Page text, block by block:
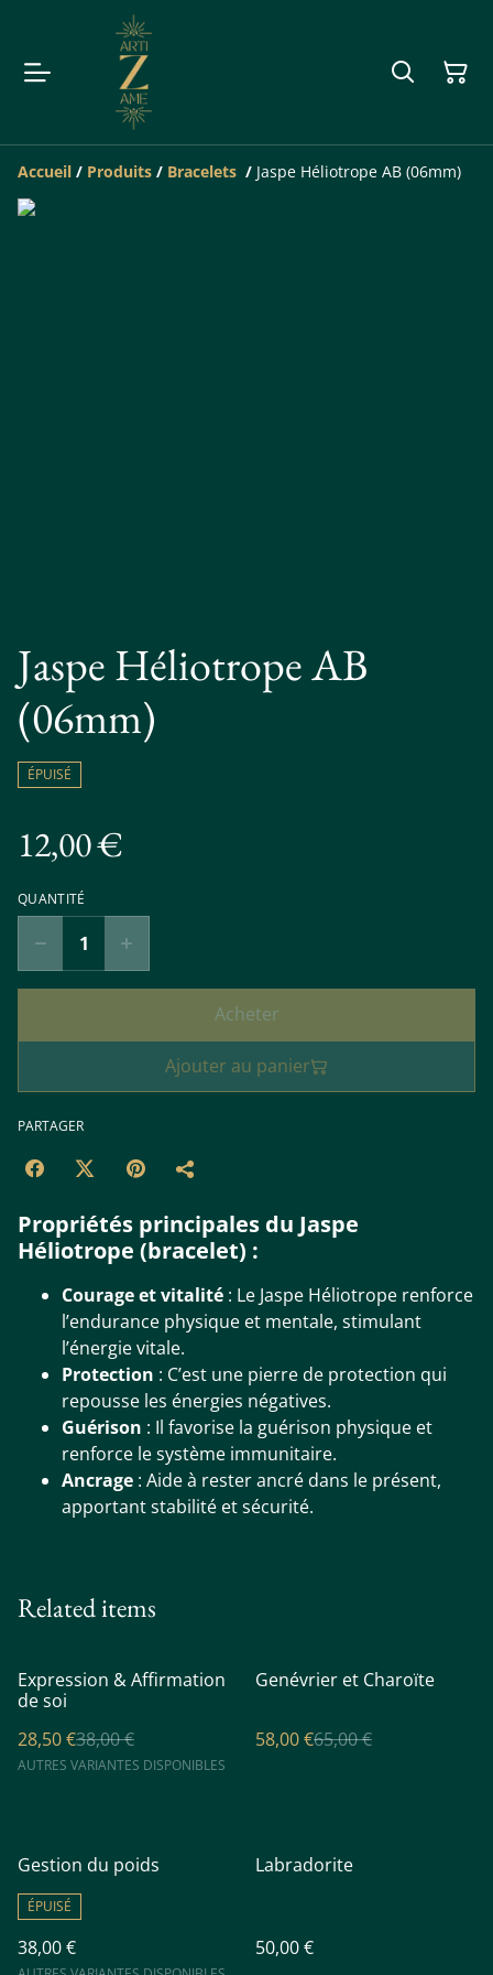
Accueil / Produits / Bracelets / Jaspe Héliotrope AB (06mm)
Jaspe Héliotrope AB
(06mm)
ÉPUISÉ
12,00 €
QUANTITÉ
Acheter
Ajouter au panier
PARTAGER
Propriétés principales du Jaspe
Héliotrope (bracelet) :
Courage et vitalité : Le Jaspe Héliotrope renforce
l’endurance physique et mentale, stimulant
l’énergie vitale.
Protection : C’est une pierre de protection qui
repousse les énergies négatives.
Guérison : Il favorise la guérison physique et
renforce le système immunitaire.
Ancrage : Aide à rester ancré dans le présent,
apportant stabilité et sécurité.
Related items
%
Expression & Affirmation
de soi
28,50 €38,00 €
AUTRES VARIANTES DISPONIBLES
%
Genévrier et Charoïte
58,00 €65,00 €
Gestion du poids
ÉPUISÉ
38,00 €
Labradorite
50,00 €